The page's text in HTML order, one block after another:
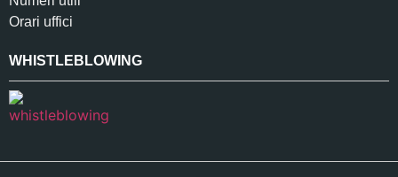
Orari uffici
WHISTLEBLOWING